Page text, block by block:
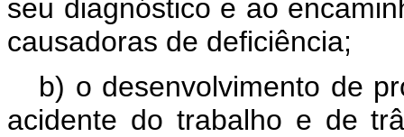
seu diagnóstico e ao
causadoras de deficiência;
b) o desenvolvimento de
acidente do trabalho e de